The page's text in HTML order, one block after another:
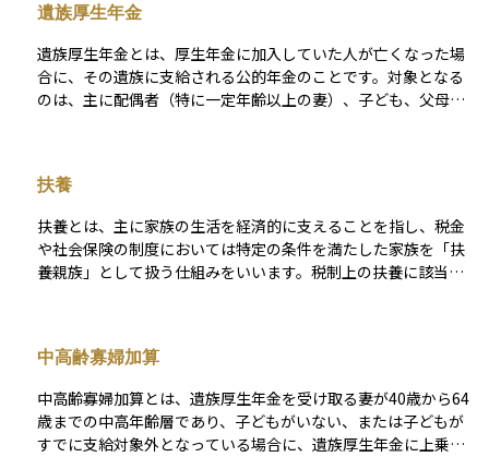
うことで、将来必要となる生活の土台を作る仕組みであり、日
本の年金制度の基本となる重要な制度です。
遺族厚生年金
遺族厚生年金とは、厚生年金に加入していた人が亡くなった場
合に、その遺族に支給される公的年金のことです。対象となる
のは、主に配偶者（特に一定年齢以上の妻）、子ども、父母、
ば支給されるため、対象範囲がやや広いのが特徴です。支給額
は、亡くなった人の厚生年金の納付記録や報酬額に基づいて計
算されるため、個人差があります。また、遺族基礎年金と併用
して受け取れる場合もあり、特に現役世代の死亡リスクに備え
る重要な保障制度のひとつとされています。家計の柱を失った
扶養
扶養とは、主に家族の生活を経済的に支えることを指し、税金
や社会保険の制度においては特定の条件を満たした家族を「扶
養親族」として扱う仕組みをいいます。税制上の扶養に該当す
ることで、その人の医療費が保険でカバーされます。
中高齢寡婦加算
中高齢寡婦加算とは、遺族厚生年金を受け取る妻が40歳から64
歳までの中高年齢層であり、子どもがいない、または子どもが
すでに支給対象外となっている場合に、遺族厚生年金に上乗せ